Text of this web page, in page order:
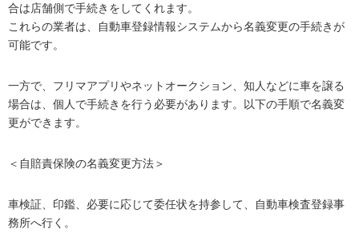
合は店舗側で手続きをしてくれます。
これらの業者は、自動車登録情報システムから名義変更の手続きが
可能です。
一方で、フリマアプリやネットオークション、知人などに車を譲る
場合は、個人で手続きを行う必要があります。以下の手順で名義変
更ができます。
＜自賠責保険の名義変更方法＞
車検証、印鑑、必要に応じて委任状を持参して、自動車検査登録事
務所へ行く。